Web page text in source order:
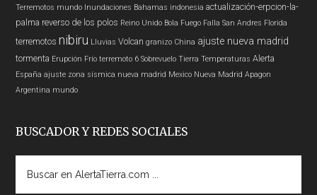
Terremotos mundo Inundaciones Bahamas indonesia actualización-erpcion-la-
palma reverso de los polos Reino Unido Bola Fuego Falla San Andres Florida
terremotos nibiru Lluvias Volcan granizo China ajuste nueva madrid
tormenta Erupción Frío terremoto 6 Sobrevuelo Tierra Temperaturas Alerta
España ajuste zona sísmica nueva madrid Mexico Nueva Madrid Apagon
Argentina mundo
BUSCADOR Y REDES SOCIALES